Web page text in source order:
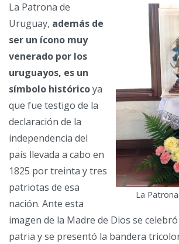
La
La Patrona de
Uruguay, además de
ser un ícono muy
venerado por los
uruguayos, es un
símbolo históricoya
que fue testigo de la
declaración de la
independencia del
país llevada a cabo en
1825 por treinta y tres
patriotas de esa
nación. Ante esta
imagen de la Madre de Dios se
patria y se presentó la bandera